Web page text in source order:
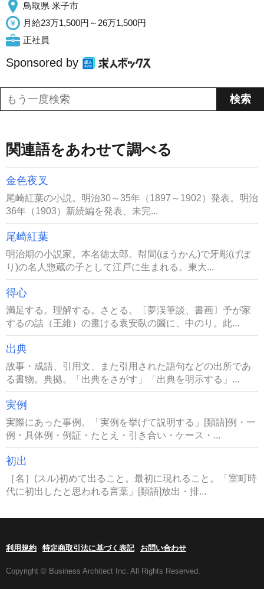
鳥取県 米子市
月給23万1,500円～26万1,500円
正社員
Sponsored by
関連語をあわせて調べる
金色夜叉
尾崎紅葉の小説。明治30～35年（1897～1902）発表。明治
36年（1903）新続編を発表、未完...
尾崎紅葉
明治期の小説家。本名徳太郎。幇間(ほうかん)で牙彫(げぼ
り)の名人惣蔵の子として江戸に生まれる。東大...
得心
満足する。理解する。さとる。〔夢渓筆談、書画〕予が家
するの詰（王維）の畫ける袁安臥の圖に、中のり。此...
出典
故事・成語、引用文、また引用された語句などの出所であ
る書物。典拠。「出典をさがす」「出典を明示する」...
実例
実際にあった事例。「実例を挙げて説明する」[類語]例・一
例・具体例・例証・たとえ・引き合い・ケース・...
初出
［名］(スル)初めて出ること。最初に現れること。「室町時
代に初出したと思われる言葉」[類語]放出・排...
利用規約 特定商取引法に基づく表記 お問い合わせ
Copyright © Business Architect Inc. All Rights Reserved.